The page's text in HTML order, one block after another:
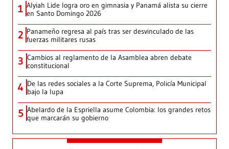
1 Alyiah Lide logra oro en gimnasia y Panamá alista su cierre
en Santo Domingo 2026
2 Panameño regresa al país tras ser desvinculado de las
fuerzas militares rusas
3 Cambios al reglamento de la Asamblea abren debate
constitucional
4 De las redes sociales a la Corte Suprema, Policía Municipal
bajo la lupa
5 Abelardo de la Espriella asume Colombia: los grandes retos
que marcarán su gobierno